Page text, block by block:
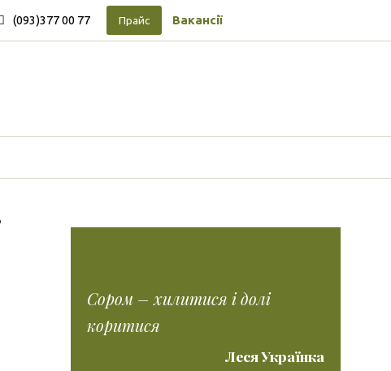
(093)377 00 77 Прайс Вакансії
Сором – хилитися і долі
коритися
Леся Українка